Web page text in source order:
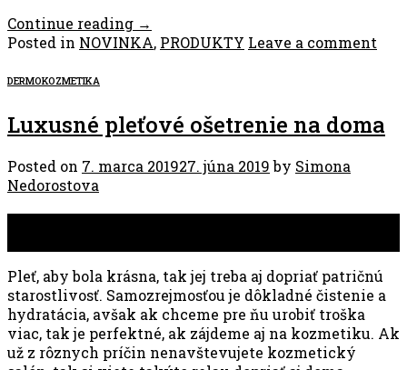
Continue reading →
Posted in NOVINKA, PRODUKTY Leave a comment
DERMOKOZMETIKA
Luxusné pleťové ošetrenie na doma
Posted on 7. marca 201927. júna 2019by Simona
Nedorostova
Pleť, aby bola krásna, tak jej treba aj dopriať patričnú
starostlivosť. Samozrejmosťou je dôkladné čistenie a
hydratácia, avšak ak chceme pre ňu urobiť troška
viac, tak je perfektné, ak zájdeme aj na kozmetiku. Ak
už z rôznych príčin nenavštevujete kozmetický